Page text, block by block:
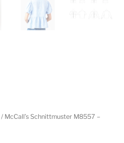
/ McCall’s Schnittmuster M8557 –